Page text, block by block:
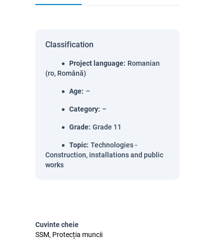
Classification
Project language: Romanian
(ro, Română)
Age: –
Category: –
Grade: Grade 11
Topic: Technologies -
Construction, installations and public
works
Cuvinte cheie
SSM, Protecția muncii